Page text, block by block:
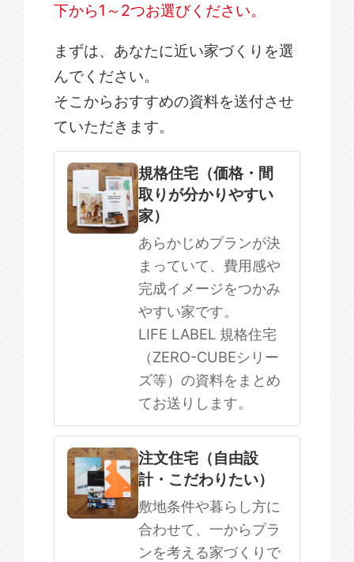
下から1～2つお選びください。
まずは、あなたに近い家づくりを選
んでください。
そこからおすすめの資料を送付させ
ていただきます。
規格住宅
注文住宅
SOWOOD
まだ何も決まっていない
規格住宅（価格・間
取りが分かりやすい
家）
あらかじめプランが決
まっていて、費用感や
完成イメージをつかみ
やすい家です。
LIFE LABEL 規格住宅
（ZERO-CUBEシリー
ズ等）の資料をまとめ
てお送りします。
注文住宅（自由設
計・こだわりたい）
敷地条件や暮らし方に
合わせて、一からプラ
ンを考える家づくりで